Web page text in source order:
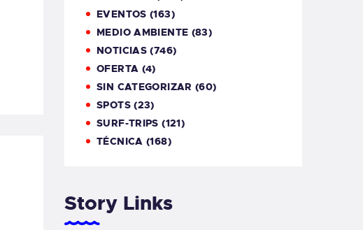
EVENTOS (163)
MEDIO AMBIENTE (83)
NOTICIAS (746)
OFERTA (4)
SIN CATEGORIZAR (60)
SPOTS(23)
SURF-TRIPS (121)
TÉCNICA (168)
Story Links